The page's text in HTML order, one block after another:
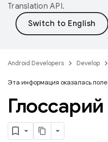
Translation API.
Android Developers Develop
Эта информация оказалась